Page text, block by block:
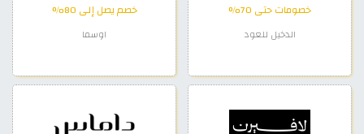
خصومات حتى 70%
الدخيل للعود
خصم يصل إلى 80%
اوسما